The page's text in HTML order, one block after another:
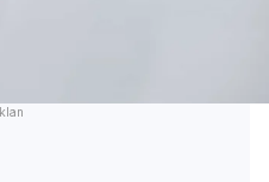
Iklan